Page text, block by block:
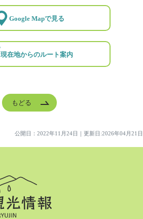
Google Mapで見る
現在地からのルート案内
もどる
公開日： 2022年11月24日 ｜ 更新日:2026年04月21日